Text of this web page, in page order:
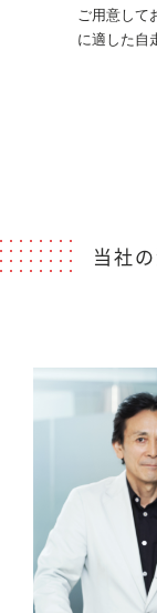
ご用意して
に適した自
当社